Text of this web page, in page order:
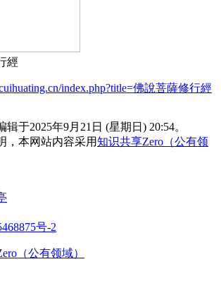
經
index.php?title=佛說菩薩修行經
辑于2025年9月21日 (星期日) 20:54。
，本网站内容采用知识共享Zero（公有领
号-2